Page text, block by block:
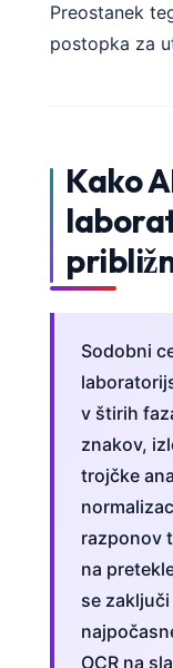
Preostanek
postopka za
Kako
Sodobni
v štirih
znakov,
trojčke
razponov
na
se
OCR na